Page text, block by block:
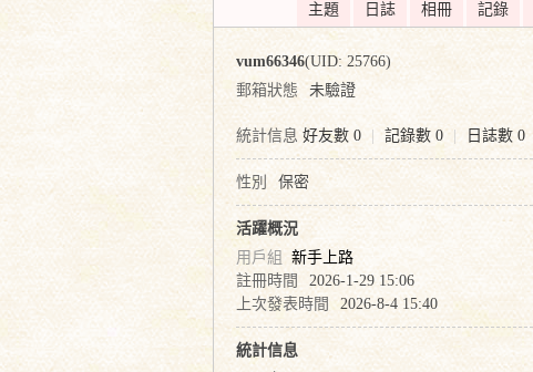
證
主題 日誌 相冊 記錄
vum66346(UID: 25766)
郵箱狀態
未驗證
統計信息 好友數 0 記錄數 0 日誌數 0
性別 保密
活躍概況
用戶組 新手上路
註冊時間
2026-1-29 15:06
上次發表時間
2026-8-4 15:40
統計信息